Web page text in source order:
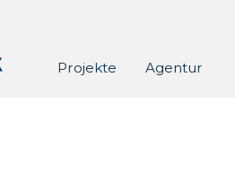
Projekte Agentur